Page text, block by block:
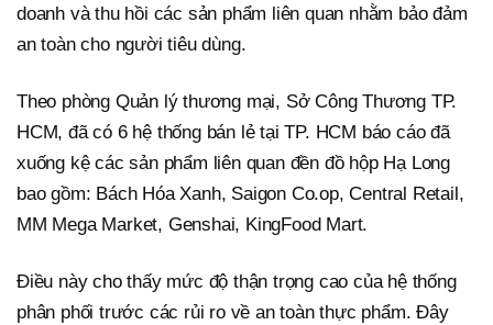
doanh và thu hồi các sản phẩm liên quan nhằm bảo đảm
an toàn cho người tiêu dùng.
Theo phòng Quản lý thương mại, Sở Công Thương TP.
HCM, đã có 6 hệ thống bán lẻ tại TP. HCM báo cáo đã
xuống kệ các sản phẩm liên quan đền đồ hộp Hạ Long
bao gồm: Bách Hóa Xanh, Saigon Co.op, Central Retail,
MM Mega Market, Genshai, KingFood Mart.
Điều này cho thấy mức độ thận trọng cao của hệ thống
phân phối trước các rủi ro về an toàn thực phẩm. Đây